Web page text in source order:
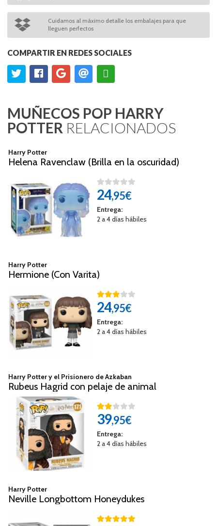
Cuidamos al máximo detalle los embalajes para que
lleguen perfectos
COMPARTIR EN REDES SOCIALES
MUÑECOS POP HARRY
POTTER RELACIONADOS
Harry Potter
Helena Ravenclaw (Brilla en la oscuridad)
24,95€
Entrega:
2 a 4 días hábiles
Harry Potter
Hermione (Con Varita)
24,95€
Entrega:
2 a 4 días hábiles
Harry Potter y el Prisionero de Azkaban
Rubeus Hagrid con pelaje de animal
39,95€
Entrega:
2 a 4 días hábiles
Harry Potter
Neville Longbottom Honeydukes